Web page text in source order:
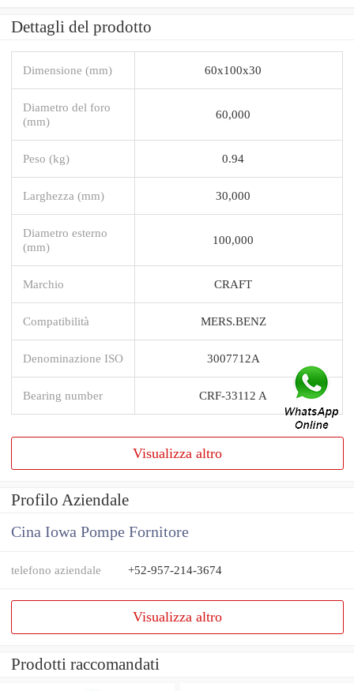
Dettagli del prodotto
Dimensione (mm) 60x100x30
Diametro del foro
(mm)
60,000
Peso (kg) 0.94
Larghezza (mm) 30,000
Diametro esterno
(mm)
100,000
Marchio CRAFT
Compatibilità MERS.BENZ
Denominazione ISO 3007712A
Bearing number CRF-33112 A
Visualizza altro
Profilo Aziendale
Cina Iowa Pompe Fornitore
telefono aziendale +52-957-214-3674
Visualizza altro
Prodotti raccomandati